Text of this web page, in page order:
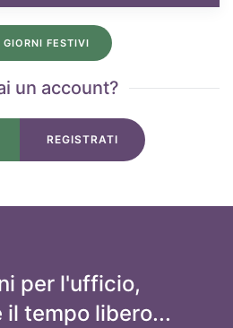
FESTIVI
un account?
REGISTRATI
per l'ufficio,
il tempo libero...